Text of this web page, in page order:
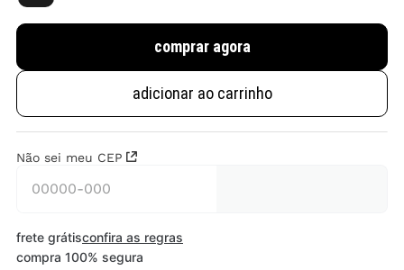
comprar agora
adicionar ao carrinho
Não sei meu CEP
frete grátisconfira as regras
compra 100% segura